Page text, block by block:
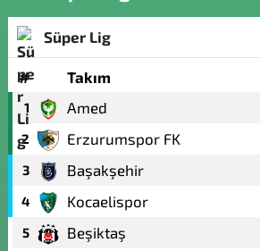
Süper Lig
# Takım
1 Amed
2 Erzurumspor FK
3 Başakşehir
4 Kocaelispor
5 Beşiktaş